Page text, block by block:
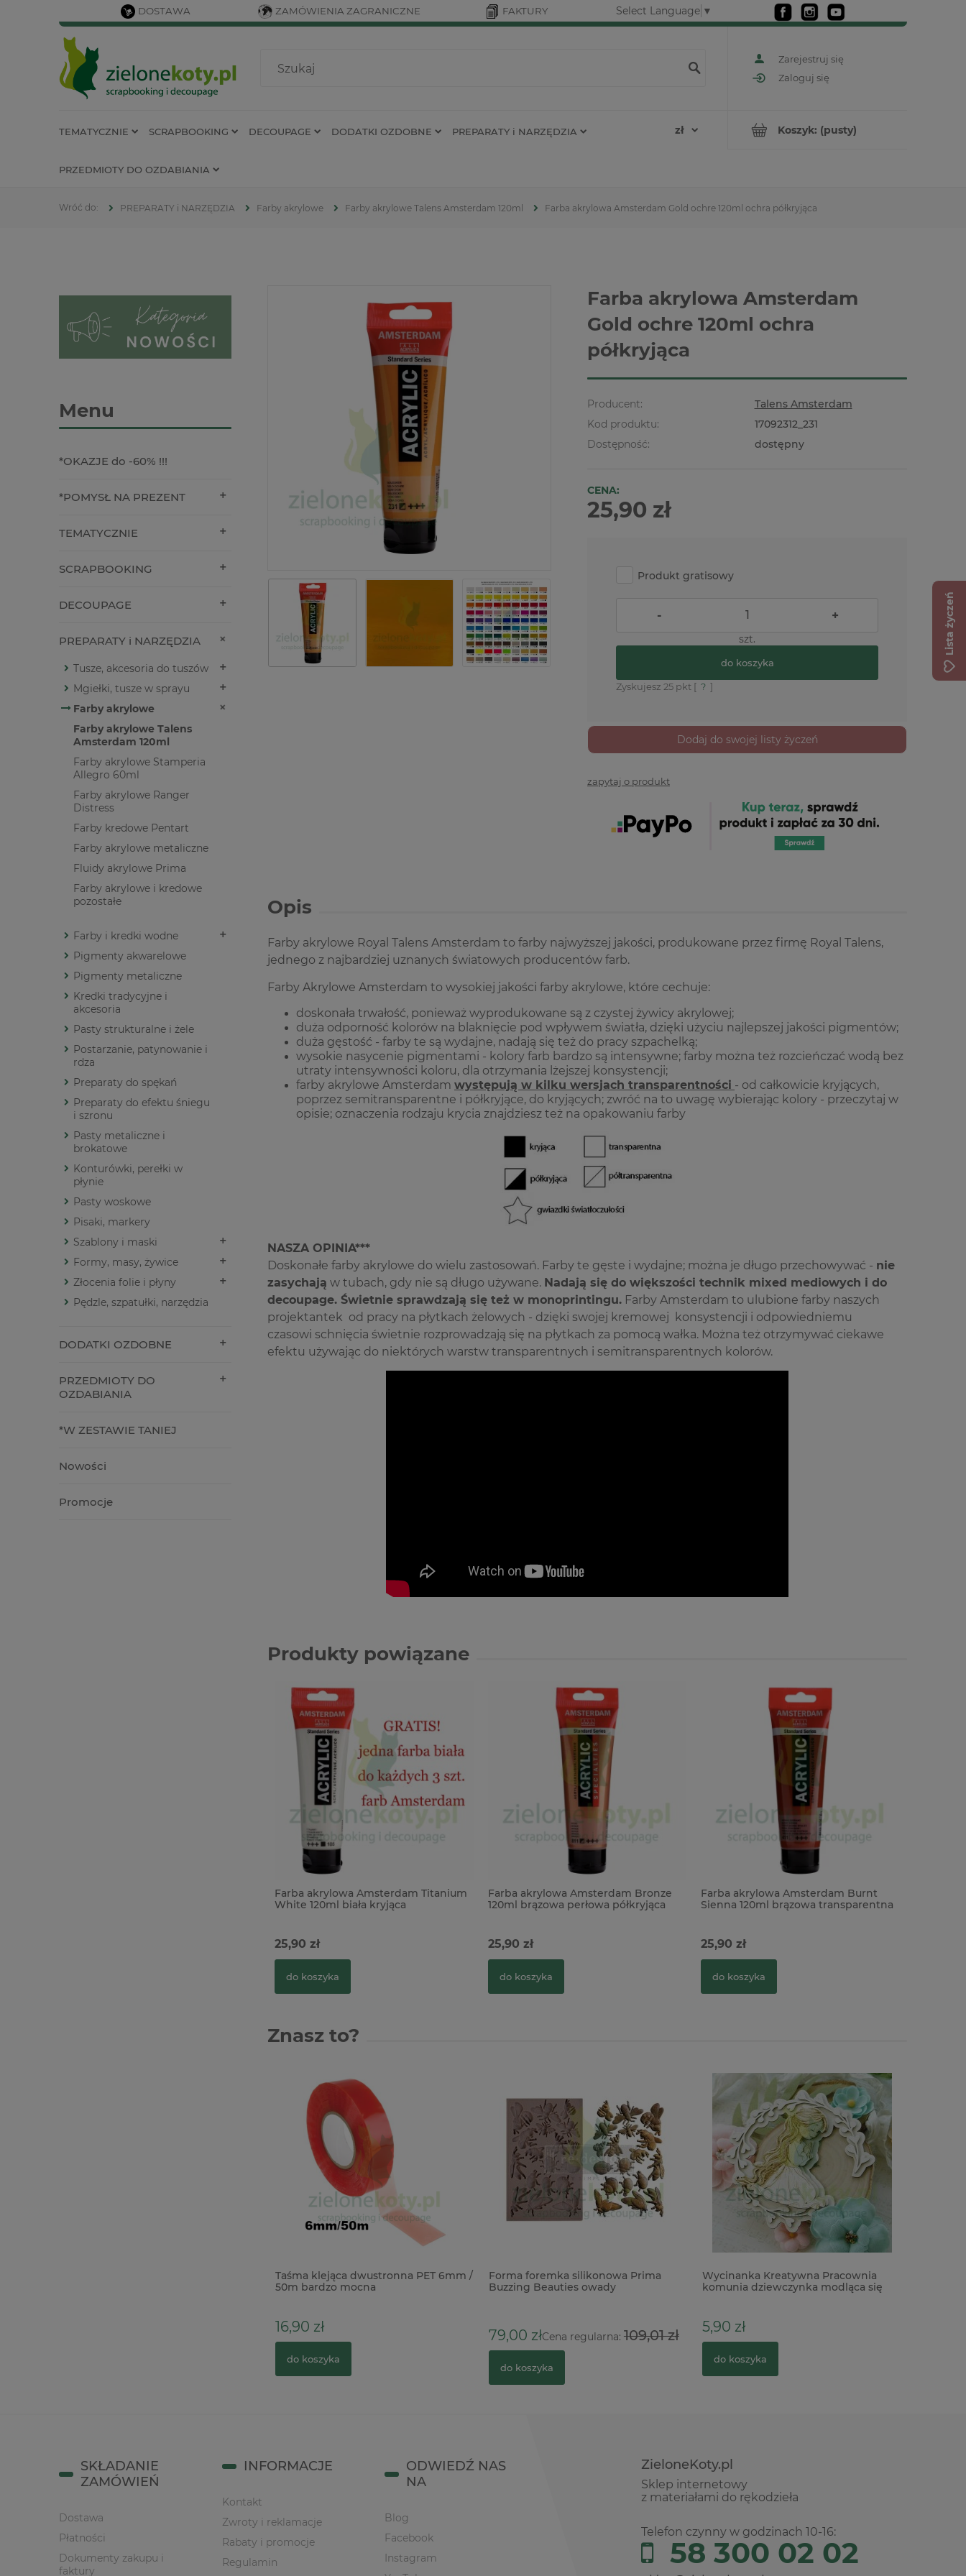
DOSTAWA ZAMÓWIENIA ZAGRANICZNE FAKTURY Select Language ▼
Zarejestruj się
Zaloguj się
Koszyk: (pusty)
TEMATYCZNIE SCRAPBOOKING DECOUPAGE DODATKI OZDOBNE PREPARATY i NARZĘDZIA
PRZEDMIOTY DO OZDABIANIA
PREPARATY i NARZĘDZIA Farby akrylowe Farby akrylowe Talens Amsterdam 120ml Farba akrylowa Amsterdam Gold ochre 120ml ochra półkryjąca
Menu
*OKAZJE do -60% !!!
*POMYSŁ NA PREZENT
TEMATYCZNIE
SCRAPBOOKING
DECOUPAGE
PREPARATY i NARZĘDZIA
Tusze, akcesoria do tuszów
Mgiełki, tusze w sprayu
Farby akrylowe
Farby akrylowe Talens
Amsterdam 120ml
Farby akrylowe Stamperia
Allegro 60ml
Farby akrylowe Ranger
Distress
Farby kredowe Pentart
Farby akrylowe metaliczne
Fluidy akrylowe Prima
Farby akrylowe i kredowe
pozostałe
Farby i kredki wodne
Pigmenty akwarelowe
Pigmenty metaliczne
Kredki tradycyjne i
akcesoria
Pasty strukturalne i żele
Postarzanie, patynowanie i
rdza
Preparaty do spękań
Preparaty do efektu śniegu
i szronu
Pasty metaliczne i
brokatowe
Konturówki, perełki w
płynie
Pasty woskowe
Pisaki, markery
Szablony i maski
Formy, masy, żywice
Złocenia folie i płyny
Pędzle, szpatułki, narzędzia
DODATKI OZDOBNE
PRZEDMIOTY DO
OZDABIANIA
*W ZESTAWIE TANIEJ
Nowości
Promocje
Farba akrylowa Amsterdam
Gold ochre 120ml ochra
półkryjąca
Producent:
Talens Amsterdam
Kod produktu:
17092312_231
Dostępność:
dostępny
CENA:
25,90 zł
Produkt gratisowy
- +
szt.
do koszyka
Zyskujesz 25 pkt [ ? ]
Dodaj do swojej listy życzeń
zapytaj o produkt
Opis
Farby akrylowe Royal Talens Amsterdam to farby najwyższej jakości, produkowane przez firmę Royal Talens,
jednego z najbardziej uznanych światowych producentów farb.
Farby Akrylowe Amsterdam to wysokiej jakości farby akrylowe, które cechuje:
doskonała trwałość, ponieważ wyprodukowane są z czystej żywicy akrylowej;
duża odporność kolorów na blaknięcie pod wpływem światła, dzięki użyciu najlepszej jakości pigmentów;
duża gęstość - farby te są wydajne, nadają się też do pracy szpachelką;
wysokie nasycenie pigmentami - kolory farb bardzo są intensywne; farby można też rozcieńczać wodą bez
utraty intensywności koloru, dla otrzymania lżejszej konsystencji;
farby akrylowe Amsterdam występują w kilku wersjach transparentności - od całkowicie kryjących,
poprzez semitransparentne i półkryjące, do kryjących; zwróć na to uwagę wybierając kolory - przeczytaj w
opisie; oznaczenia rodzaju krycia znajdziesz też na opakowaniu farby
NASZA OPINIA***
Doskonałe farby akrylowe do wielu zastosowań. Farby te gęste i wydajne; można je długo przechowywać - nie
zasychają w tubach, gdy nie są długo używane. Nadają się do większości technik mixed mediowych i do
decoupage. Świetnie sprawdzają się też w monoprintingu. Farby Amsterdam to ulubione farby naszych
projektantek od pracy na płytkach żelowych - dzięki swojej kremowej konsystencji i odpowiedniemu
czasowi schnięcia świetnie rozprowadzają się na płytkach za pomocą wałka. Można też otrzymywać ciekawe
efektu używając do niektórych warstw transparentnych i semitransparentnych kolorów.
Produkty powiązane
Farba akrylowa Amsterdam Titanium
White 120ml biała kryjąca
25,90 zł
do koszyka
Farba akrylowa Amsterdam Bronze
120ml brązowa perłowa półkryjąca
25,90 zł
do koszyka
Farba akrylowa Amsterdam Burnt
Sienna 120ml brązowa transparentna
25,90 zł
do koszyka
Znasz to?
Taśma klejąca dwustronna PET 6mm /
50m bardzo mocna
16,90 zł
do koszyka
Forma foremka silikonowa Prima
Buzzing Beauties owady
79,00 złCena regularna: 109,01 zł
do koszyka
Wycinanka Kreatywna Pracownia
komunia dziewczynka modląca się
5,90 zł
do koszyka
ZieloneKoty.pl
Sklep internetowy
z materiałami do rękodzieła
Telefon czynny w godzinach 10-16:
58 300 02 02
SKŁADANIE
ZAMÓWIEŃ
Dostawa
Płatności
Dokumenty zakupu i
faktury
INFORMACJE
Kontakt
Zwroty i reklamacje
Rabaty i promocje
Regulamin
ODWIEDŹ NAS
NA
Blog
Facebook
Instagram
Lista życzeń